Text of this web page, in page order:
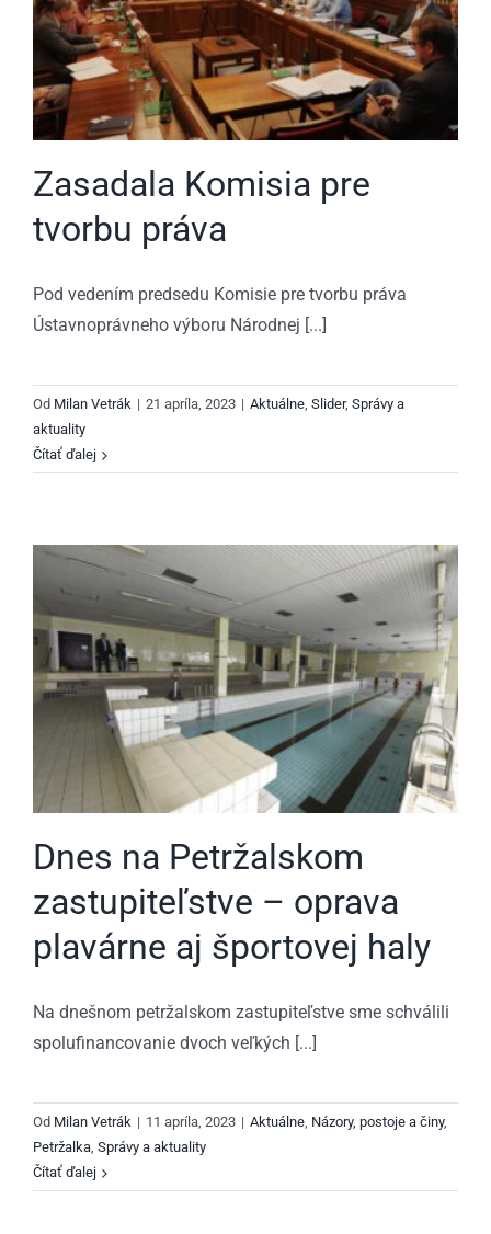
Zasadala Komisia pre
tvorbu práva
Pod vedením predsedu Komisie pre tvorbu práva
Ústavnoprávneho výboru Národnej [...]
Od Milan Vetrák | 21 apríla, 2023 | Aktuálne, Slider, Správy a
aktuality
Čítať ďalej
Dnes na Petržalskom
zastupiteľstve – oprava
plavárne aj športovej haly
Na dnešnom petržalskom zastupiteľstve sme schválili
spolufinancovanie dvoch veľkých [...]
Od Milan Vetrák | 11 apríla, 2023 | Aktuálne, Názory, postoje a činy,
Petržalka, Správy a aktuality
Čítať ďalej